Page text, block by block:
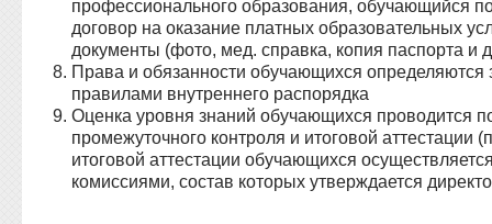
профессионального образования, обучающийся
договор на оказание платных образовательных
документы (фото, мед. справка, копия паспорта и
Права и обязанности обучающихся определяются
правилами внутреннего распорядка
Оценка уровня знаний обучающихся проводится
промежуточного контроля и итоговой аттестации
итоговой аттестации обучающихся
комиссиями, состав которых утверждается